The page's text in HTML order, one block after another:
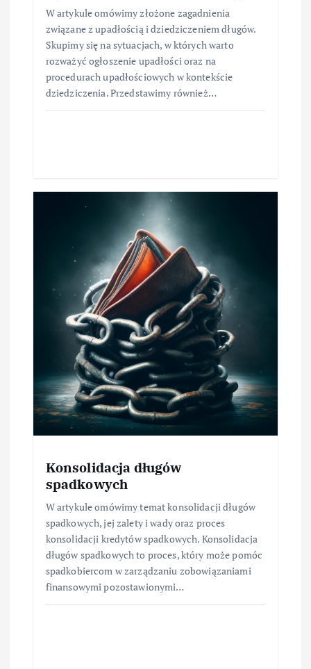
W artykule omówimy złożone zagadnienia
związane z upadłością i dziedziczeniem długów.
Skupimy się na sytuacjach, w których warto
rozważyć ogłoszenie upadłości oraz na
procedurach upadłościowych w kontekście
dziedziczenia. Przedstawimy również…
Konsolidacja długów
spadkowych
W artykule omówimy temat konsolidacji długów
spadkowych, jej zalety i wady oraz proces
konsolidacji kredytów spadkowych. Konsolidacja
długów spadkowych to proces, który może pomóc
spadkobiercom w zarządzaniu zobowiązaniami
finansowymi pozostawionymi…